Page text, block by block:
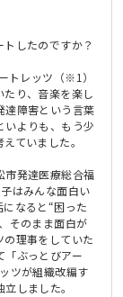
したのですか？
トレッツ（※1）
り、音楽を楽し
達障害という言葉
よりも、もう少
ていました。
市発達医療総合福
はみんな面白い
なると“困った
そのまま面白が
理事をしていた
「ぶっとびアー
ツが組織改編す
しました。